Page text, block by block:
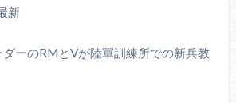
新
ーのRMとVが陸軍訓練所での新兵教